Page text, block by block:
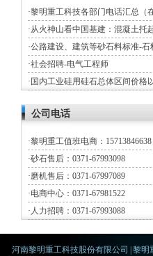
·黎明重工科技各部门电话汇总（
·从火神山看中国基建：混凝土托
·公路建设、建筑等砂石料标准-石
·社会招聘-电气工程师
· 国内工业硅用硅石总体区间价格
公司电话
·黎明重工值班电商：15713846638
·砂石售后：0371-67993098
·磨机售后：0371-67997089
·电商中心：0371-67981522
· 人力招聘：0371-67993088
河南黎明重工科技股份有限公司 黎明